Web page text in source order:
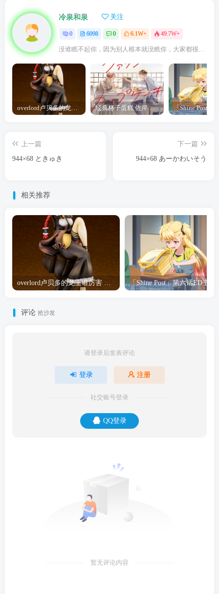
冷泉和泉 关注
0 6098 0 6.1W+ 49.7W+
没谁瞧不起你，因为别人根本就没瞧你，大家都很忙的
overlord卢贝多的龙王谁厉害 「Overlord」露普斯蕾琪娜·贝塔手办开订 经典杯子蛋糕 佐岸 漫画「经典杯子蛋糕」宣布真人日剧化
上一篇
944×68 ときゅき
下一篇
944×68 あーかわいそう
相关推荐
评论 抢沙发
请登录后发表评论
登录 注册
社交账号登录
QQ登录
暂无评论内容